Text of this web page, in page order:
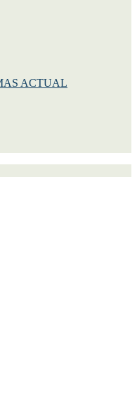
ACTUAL